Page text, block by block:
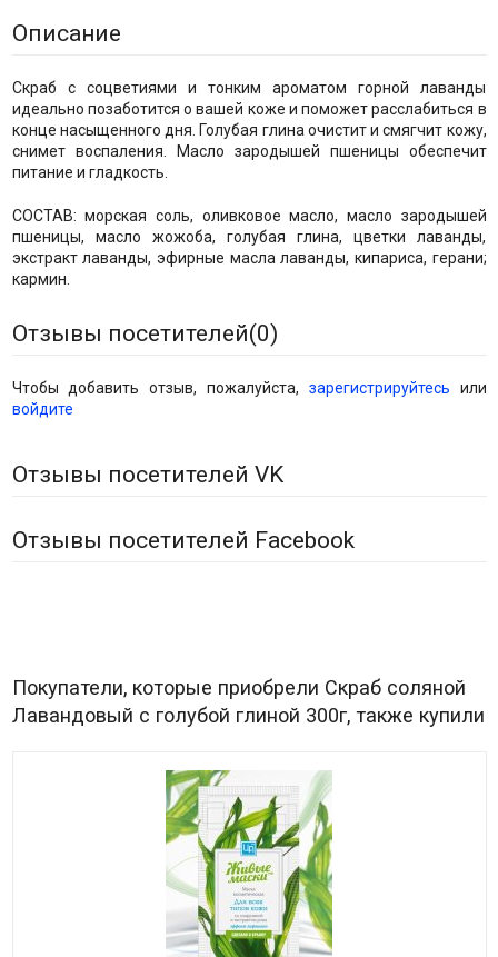
Описание
Скраб с соцветиями и тонким ароматом горной лаванды
идеально позаботится о вашей коже и поможет расслабиться в
конце насыщенного дня. Голубая глина очистит и смягчит кожу,
снимет воспаления. Масло зародышей пшеницы обеспечит
питание и гладкость.
СОСТАВ: морская соль, оливковое масло, масло зародышей
пшеницы, масло жожоба, голубая глина, цветки лаванды,
экстракт лаванды, эфирные масла лаванды, кипариса, герани;
кармин.
Отзывы посетителей(0)
Чтобы добавить отзыв, пожалуйста, зарегистрируйтесь или
войдите
Отзывы посетителей VK
Отзывы посетителей Facebook
Покупатели, которые приобрели Скраб соляной
Лавандовый с голубой глиной 300г, также купили